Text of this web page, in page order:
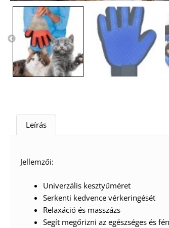
Leírás
Jellemzői:
Univerzális kesztyűméret
Serkenti kedvence vérkeringését
Relaxáció és masszázs
Segít megőrizni az egészséges és